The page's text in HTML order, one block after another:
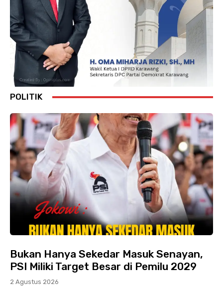
POLITIK
Bukan Hanya Sekedar Masuk Senayan,
PSI Miliki Target Besar di Pemilu 2029
2 Agustus 2026